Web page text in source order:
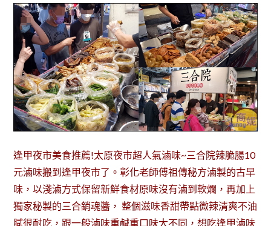
逢甲夜市美食推薦!太原夜市超人氣滷味~三合院辣脆腸10
元滷味搬到逢甲夜市了。彰化老師傅祖傳秘方滷製的古早
味，以淺滷方式保留新鮮食材原味沒有滷到軟爛，再加上
獨家秘製的三合銷魂醬， 整個滋味香甜帶點微辣清爽不油
膩很耐吃，跟一般滷味重鹹重口味大不同，想吃逢甲滷味